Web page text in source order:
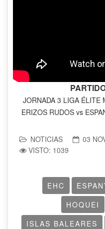
JORNADA 3 LIGA ÉLITE
ERIZOS RUDOS vs
NOTICIAS
03
VISTO: 1039
EHC
HOQUEI
ISLAS BALEARES